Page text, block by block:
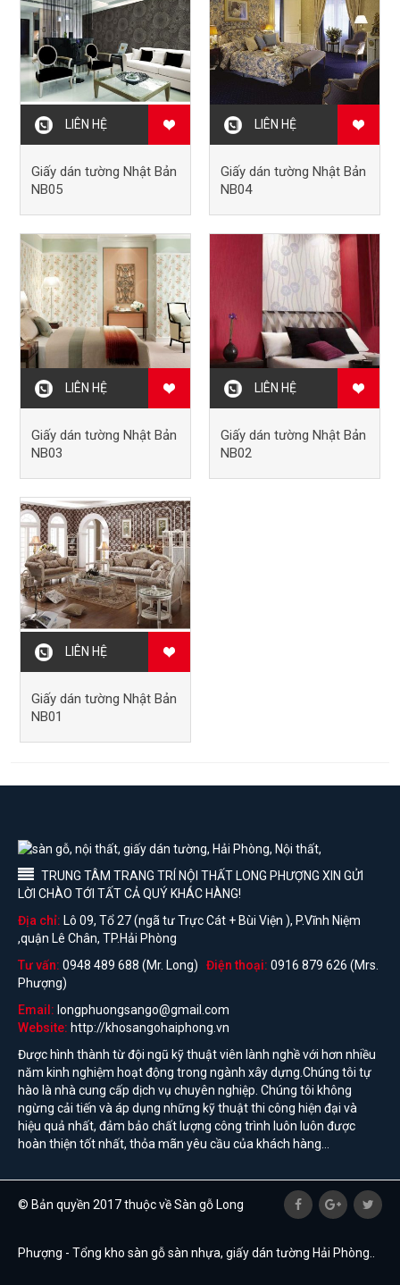
LIÊN HỆ
Giấy dán tường Nhật Bản
NB05
LIÊN HỆ
Giấy dán tường Nhật Bản
NB04
LIÊN HỆ
Giấy dán tường Nhật Bản
NB03
LIÊN HỆ
Giấy dán tường Nhật Bản
NB02
LIÊN HỆ
Giấy dán tường Nhật Bản
NB01
TRUNG TÂM TRANG TRÍ NỘI THẤT LONG PHƯỢNG XIN GỬI
LỜI CHÀO TỚI TẤT CẢ QUÝ KHÁC HÀNG!
Địa chỉ: Lô 09, Tổ 27 (ngã tư Trực Cát + Bùi Viện ), P.Vĩnh Niệm
,quận Lê Chân, TP.Hải Phòng
Tư vấn: 0948 489 688 (Mr. Long) Điện thoại: 0916 879 626 (Mrs.
Phượng)
Email: longphuongsango@gmail.com
Website: http://khosangohaiphong.vn
Được hình thành từ đội ngũ kỹ thuật viên lành nghề với hơn nhiều
năm kinh nghiệm hoạt động trong ngành xây dựng.Chúng tôi tự
hào là nhà cung cấp dịch vụ chuyên nghiệp. Chúng tôi không
ngừng cải tiến và áp dụng những kỹ thuật thi công hiện đại và
hiệu quả nhất, đảm bảo chất lượng công trình luôn luôn được
hoàn thiện tốt nhất, thỏa mãn yêu cầu của khách hàng...
© Bản quyền 2017 thuộc về Sàn gỗ Long
Phượng - Tổng kho sàn gỗ sàn nhựa, giấy dán tường Hải Phòng..